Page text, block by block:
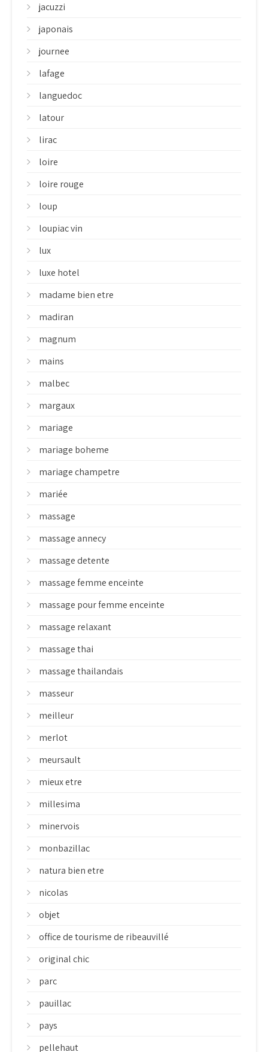
jacuzzi
japonais
journee
lafage
languedoc
latour
lirac
loire
loire rouge
loup
loupiac vin
lux
luxe hotel
madame bien etre
madiran
magnum
mains
malbec
margaux
mariage
mariage boheme
mariage champetre
mariée
massage
massage annecy
massage detente
massage femme enceinte
massage pour femme enceinte
massage relaxant
massage thai
massage thailandais
masseur
meilleur
merlot
meursault
mieux etre
millesima
minervois
monbazillac
natura bien etre
nicolas
objet
office de tourisme de ribeauvillé
original chic
parc
pauillac
pays
pellehaut